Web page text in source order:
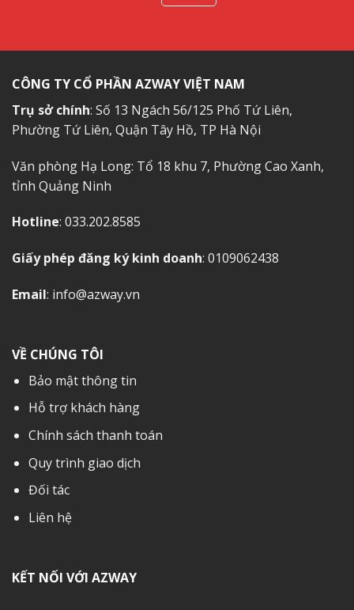
CÔNG TY CỔ PHẦN AZWAY VIỆT NAM
Trụ sở chính: Số 13 Ngách 56/125 Phố Tứ Liên,
Phường Tứ Liên, Quận Tây Hồ, TP Hà Nội
Văn phòng Hạ Long: Tổ 18 khu 7, Phường Cao Xanh,
tỉnh Quảng Ninh
Hotline: 033.202.8585
Giấy phép đăng ký kinh doanh: 0109062438
Email: info@azway.vn
VỀ CHÚNG TÔI
Bảo mật thông tin
Hỗ trợ khách hàng
Chính sách thanh toán
Quy trình giao dịch
Đối tác
Liên hệ
KẾT NỐI VỚI AZWAY